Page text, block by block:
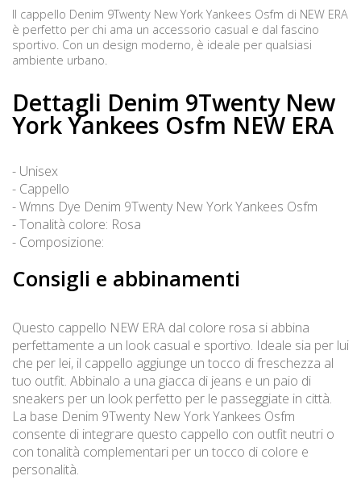
Il cappello Denim 9Twenty New York Yankees Osfm di NEW ERA
è perfetto per chi ama un accessorio casual e dal fascino
sportivo. Con un design moderno, è ideale per qualsiasi
ambiente urbano.
Dettagli Denim 9Twenty New
York Yankees Osfm NEW ERA
- Unisex
- Cappello
- Wmns Dye Denim 9Twenty New York Yankees Osfm
- Tonalità colore: Rosa
- Composizione:
Consigli e abbinamenti
Questo cappello NEW ERA dal colore rosa si abbina
perfettamente a un look casual e sportivo. Ideale sia per lui
che per lei, il cappello aggiunge un tocco di freschezza al
tuo outfit. Abbinalo a una giacca di jeans e un paio di
sneakers per un look perfetto per le passeggiate in città.
La base Denim 9Twenty New York Yankees Osfm
consente di integrare questo cappello con outfit neutri o
con tonalità complementari per un tocco di colore e
personalità.